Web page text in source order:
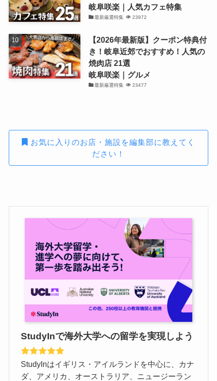
岐阜咲楽｜人気カフェ特集
最新厳選特集 23972
【2026年最新版】クーポン特典付
き！岐阜近郊でおすすめ！人気の
焼肉店 21選
岐阜咲楽｜グルメ
最新厳選特集 23477
お気に入りのお店・施設を編集部に教えてく
ださい！
StudyInで海外大学への留学を実現しよう
StudyInはイギリス・アイルランドを中心に、カナ
ダ、アメリカ、オーストラリア、ニュージーラン